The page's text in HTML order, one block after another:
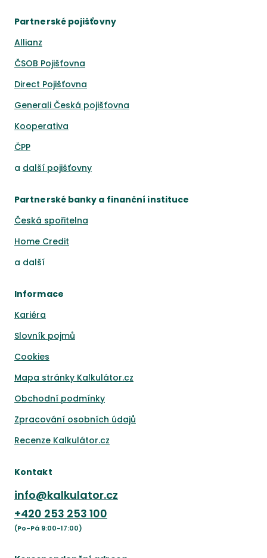
Partnerské pojišťovny
Allianz
ČSOB Pojišťovna
Direct Pojišťovna
Generali Česká pojišťovna
Kooperativa
ČPP
a další pojišťovny
Partnerské banky a finanční instituce
Česká spořitelna
Home Credit
a další
Informace
Kariéra
Slovník pojmů
Cookies
Mapa stránky Kalkulátor.cz
Obchodní podmínky
Zpracování osobních údajů
Recenze Kalkulátor.cz
Kontakt
info@kalkulator.cz
+420 253 253 100
(Po-Pá 9:00-17:00)